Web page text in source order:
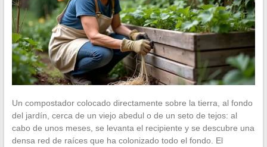
Un compostador colocado directamente sobre la tierra, al fondo
del jardín, cerca de un viejo abedul o de un seto de tejos: al
cabo de unos meses, se levanta el recipiente y se descubre una
densa red de raíces que ha colonizado todo el fondo. El